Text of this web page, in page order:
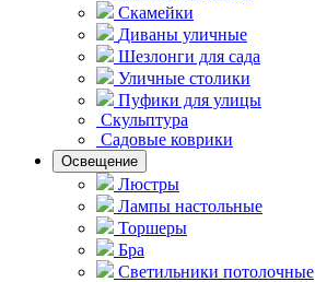
Скамейки
Диваны уличные
Шезлонги для сада
Уличные столики
Пуфики для улицы
Скульптура
Садовые коврики
Освещение
Люстры
Лампы настольные
Торшеры
Бра
Светильники потолочные